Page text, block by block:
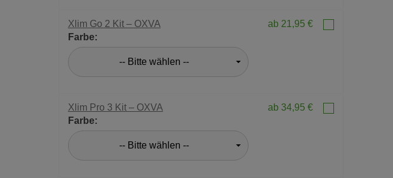
Xlim Go 2 Kit – OXVA
ab 21,95 €
Farbe:
-- Bitte wählen --
Xlim Pro 3 Kit – OXVA
ab 34,95 €
Farbe:
-- Bitte wählen --